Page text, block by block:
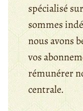
spécialisé
sommes
nous avons
vos
rémunérer
centrale.